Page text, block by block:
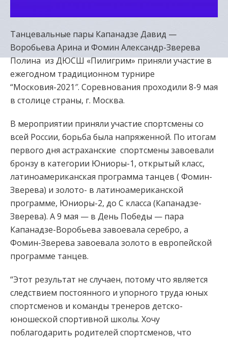
Танцевальные пары Капанадзе Давид —
Воробьева Арина и Фомин Александр-Зверева
Полина из ДЮСШ «Пилигрим» приняли участие в
ежегодном традиционном турнире
“Московия-2021″. Соревнования проходили 8-9 мая
в столице страны, г. Москва.
В мероприятии приняли участие спортсмены со
всей России, борьба была напряженной. По итогам
первого дня астраханские спортсмены завоевали
бронзу в категории Юниоры-1, открытый класс,
латиноамериканская программа танцев ( Фомин-
Зверева) и золото- в латиноамериканской
программе, Юниоры-2, до С класса (Капанадзе-
Зверева). А 9 мая — в День Победы — пара
Капанадзе-Воробьева завоевала серебро, а
Фомин-Зверева завоевала золото в европейской
программе танцев.
“Этот результат не случаен, потому что является
следствием постоянного и упорного труда юных
спортсменов и команды тренеров детско-
юношеской спортивной школы. Хочу
поблагодарить родителей спортсменов, что